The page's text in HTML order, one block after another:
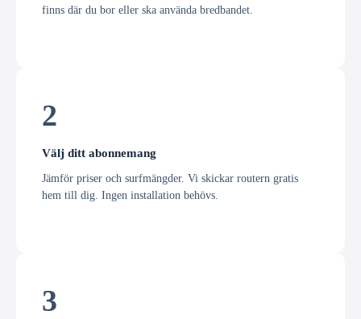
finns där du bor eller ska använda bredbandet.
2
Välj ditt abonnemang
Jämför priser och surfmängder. Vi skickar routern gratis
hem till dig. Ingen installation behövs.
3